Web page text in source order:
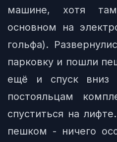
машине, хотя
основном на
гольфа).
парковку и пошли
ещё и спуск вниз
постояльцам
спуститься на
пешком - ничего